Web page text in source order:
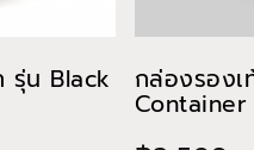
รุ่น Black กล่องรอง